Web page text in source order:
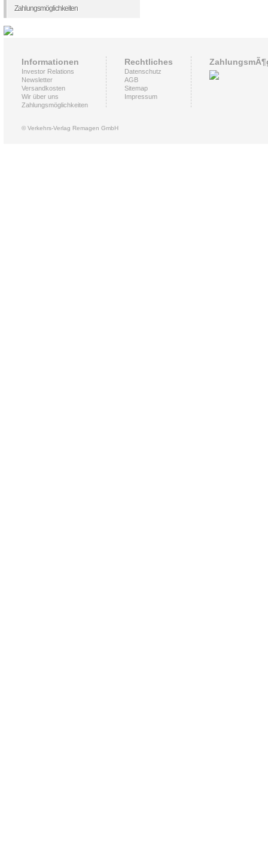
Zahlungsmöglichkeiten
Informationen
Investor Relations
Newsletter
Versandkosten
Wir über uns
Zahlungsmöglichkeiten
Rechtliches
Datenschutz
AGB
Sitemap
Impressum
© Verkehrs-Verlag Remagen GmbH